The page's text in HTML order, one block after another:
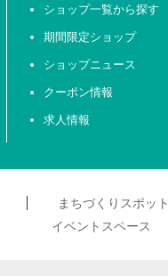
ショップ一覧から探す
期間限定ショップ
ショップニュース
クーポン情報
求人情報
まちづくりスポット
イベントスペース